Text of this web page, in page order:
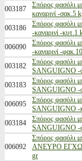
003187
Σπόρος φασόλι
καναρινί -σακ.5
003186
Σπόρος φασόλι
-καναρινί -κυτ.1
006090
Σπόρος φασόλι
-καναρινί -
003182
Σπόρος φασόλι
SANGUIGNO -
003183
Σπόρος φασόλι
SANGUIGNO -
006095
Σπόρος φασόλι
SANGUIGNO -
003184
Σπόρος φασόλι
SANGUIGNO -
006092
Σπόρος φασόλι
ΑΝΕΥΡΟ
gr